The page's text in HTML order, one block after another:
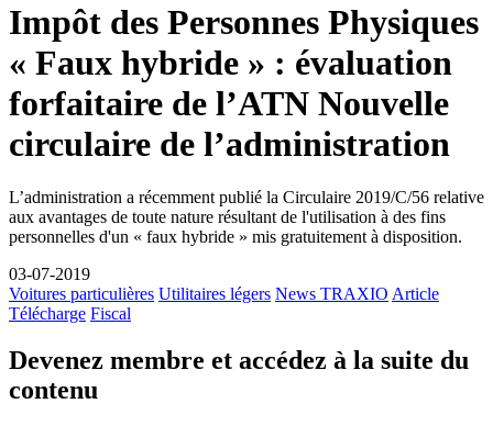
Impôt des Personnes Physiques
« Faux hybride » : évaluation
forfaitaire de l’ATN Nouvelle
circulaire de l’administration
L’administration a récemment publié la Circulaire 2019/C/56 relative
aux avantages de toute nature résultant de l'utilisation à des fins
personnelles d'un « faux hybride » mis gratuitement à disposition.
03-07-2019
Voitures particulières Utilitaires légers News TRAXIO Article
Télécharge Fiscal
Devenez membre et accédez à la suite du
contenu